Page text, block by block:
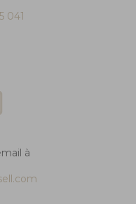
041
à